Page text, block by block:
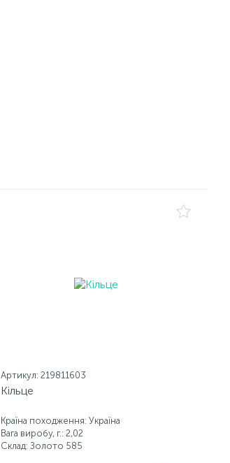
Артикул: 219811603
Кільце
Країна походження: Україна
Вага виробу, г.: 2,02
Склад: Золото 585